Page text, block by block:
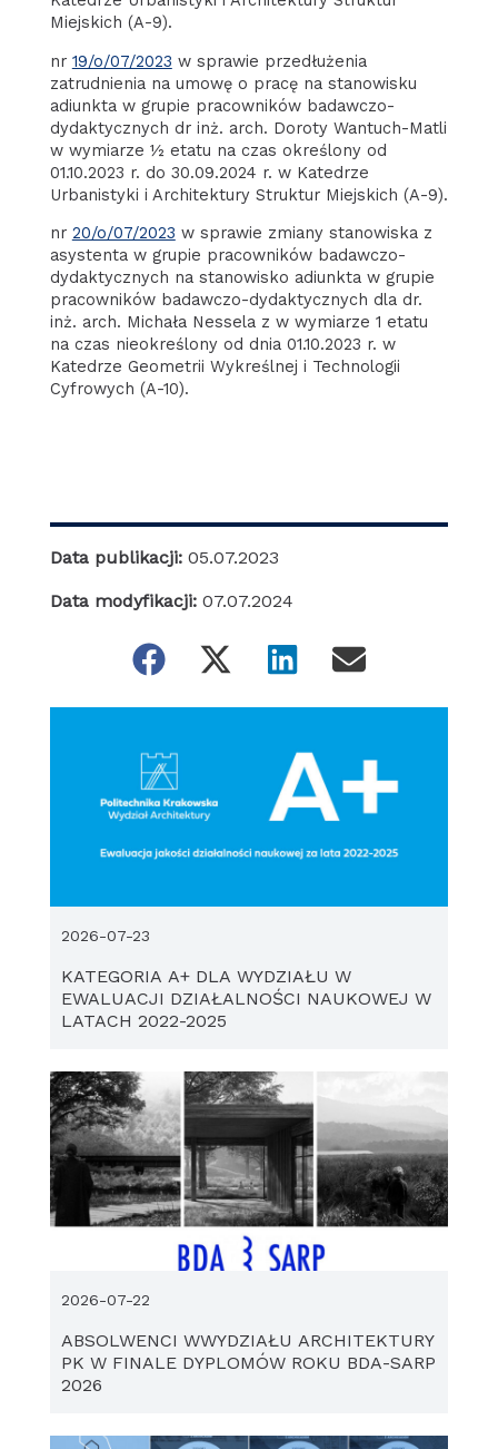
Miejskich (A-9).
nr 19/o/07/2023 w sprawie przedłużenia
zatrudnienia na umowę o pracę na stanowisku
adiunkta w grupie pracowników badawczo-
dydaktycznych dr inż. arch. Doroty Wantuch-Matli
w wymiarze ½ etatu na czas określony od
01.10.2023 r. do 30.09.2024 r. w Katedrze
Urbanistyki i Architektury Struktur Miejskich (A-9).
nr 20/o/07/2023 w sprawie zmiany stanowiska z
asystenta w grupie pracowników badawczo-
dydaktycznych na stanowisko adiunkta w grupie
pracowników badawczo-dydaktycznych dla dr.
inż. arch. Michała Nessela z w wymiarze 1 etatu
na czas nieokreślony od dnia 01.10.2023 r. w
Katedrze Geometrii Wykreślnej i Technologii
Cyfrowych (A-10).
Data publikacji: 05.07.2023
Data modyfikacji: 07.07.2024
KATEGORIA A+ DLA WYDZIAŁU W
EWALUACJI DZIAŁALNOŚCI NAUKOWEJ W
LATACH 2022-2025
2026-07-23
ABSOLWENCI WWYDZIAŁU ARCHITEKTURY
PK W FINALE DYPLOMÓW ROKU BDA-SARP
2026
2026-07-22